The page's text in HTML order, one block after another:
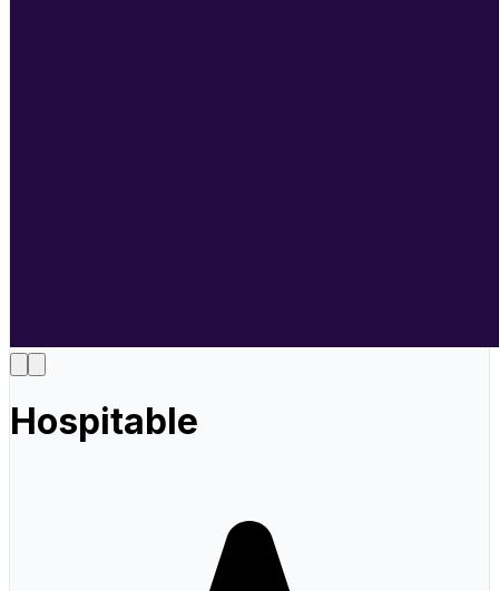
Hospitable